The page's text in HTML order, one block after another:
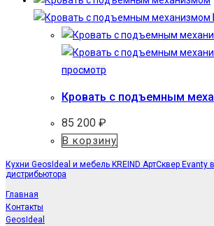
просмотр
Кровать с подъемным
85 200 ₽
В корзину
Кухни GeosIdeal и мебель KREIND АртСквер
дистрибьютора
Главная
Контакты
GeosIdeal